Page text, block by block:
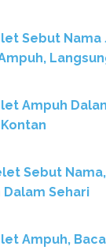
Sebut Nama
Ampuh
Sebut
Dalam Sehari
Ampuh,